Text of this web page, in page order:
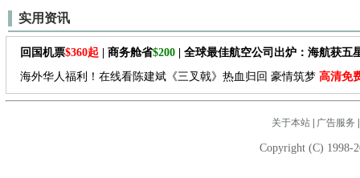
实用资讯
回国机票$360起 | 商务舱省$200 | 全球最佳航空公司出炉：海航获五
海外华人福利！在线看陈建斌《三叉戟》热血归回 豪情筑梦 高清免
关于本站| 广告服务
Copyright (C) 1998-